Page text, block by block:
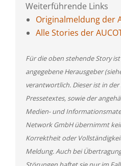
Weiterführende Links
Originalmeldung der
Alle Stories der
Für die oben stehende Story
angegebene Herausgeber
verantwortlich. Dieser ist in der
Pressetextes, sowie der
Medien- und
Network GmbH übernimmt
Korrektheit oder
Meldung. Auch bei